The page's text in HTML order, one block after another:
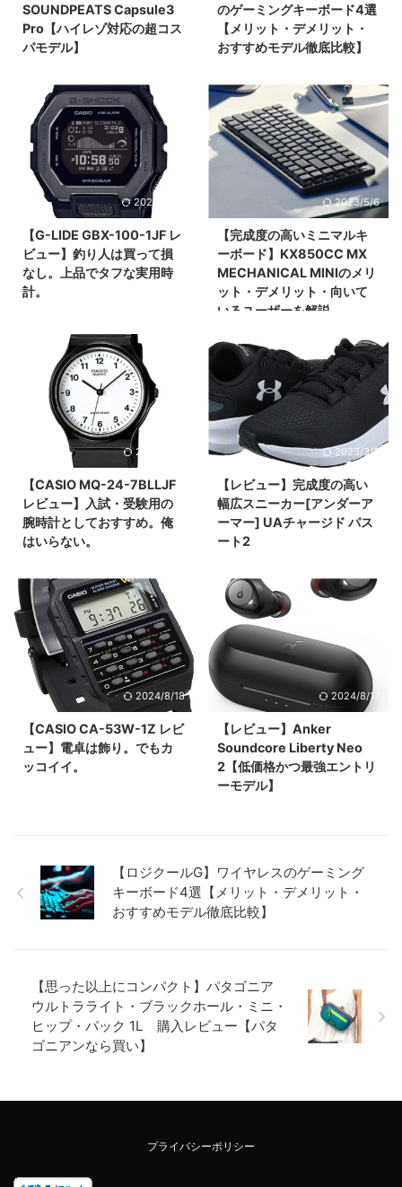
SOUNDPEATS Capsule3
Pro【ハイレゾ対応の超コス
パモデル】
のゲーミングキーボード4選
【メリット・デメリット・
おすすめモデル徹底比較】
2023/3/30
【G-LIDE GBX-100-1JF レ
ビュー】釣り人は買って損
なし。上品でタフな実用時
計。
2023/5/6
【完成度の高いミニマルキ
ーボード】KX850CC MX
MECHANICAL MINIのメリ
ット・デメリット・向いて
いるユーザーを解説
2024/8/18
【CASIO MQ-24-7BLLJF
レビュー】入試・受験用の
腕時計としておすすめ。俺
はいらない。
2023/3/2
【レビュー】完成度の高い
幅広スニーカー[アンダーア
ーマー] UAチャージド パス
ート2
2024/8/18
【CASIO CA-53W-1Z レビ
ュー】電卓は飾り。でもカ
ッコイイ。
2024/8/17
【レビュー】Anker
Soundcore Liberty Neo
2【低価格かつ最強エントリ
ーモデル】
【ロジクールG】ワイヤレスのゲーミング
キーボード4選【メリット・デメリット・
おすすめモデル徹底比較】
【思った以上にコンパクト】パタゴニア
ウルトラライト・ブラックホール・ミニ・
ヒップ・パック 1L 購入レビュー【パタ
ゴニアンなら買い】
プライバシーポリシー